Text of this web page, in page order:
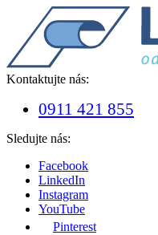
Kontaktujte nás:
0911 421 855
Sledujte nás:
Facebook
LinkedIn
Instagram
YouTube
Pinterest